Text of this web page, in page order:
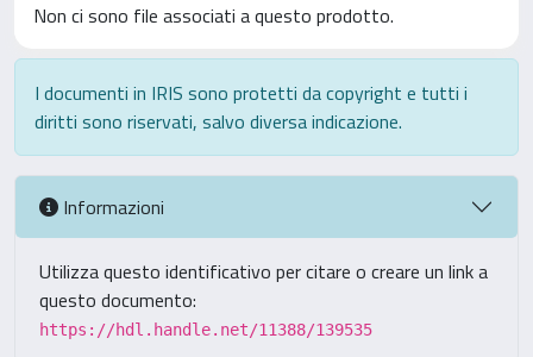
Non ci sono file associati a questo prodotto.
I documenti in IRIS sono protetti da copyright e tutti i
diritti sono riservati, salvo diversa indicazione.
Informazioni
Utilizza questo identificativo per citare o creare un link a
questo documento:
https://hdl.handle.net/11388/139535